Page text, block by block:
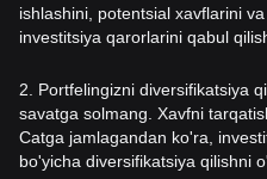
ishlashini, potentsial xavflarini
investitsiya qarorlarini qabul
2. Portfelingizni diversifikatsiya
savatga solmang. Xavfni
Catga jamlagandan ko'ra,
bo'yicha diversifikatsiya qilishni